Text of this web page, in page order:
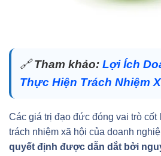
🔗Tham khảo: Lợi Ích
Thực Hiện Trách Nhiệm
Các giá trị đạo đức đóng vai trò cốt
trách nhiệm xã hội của doanh
quyết định được dẫn dắt bởi